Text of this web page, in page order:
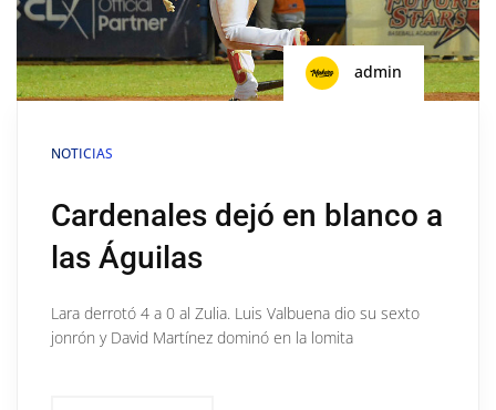
admin
NOTICIAS
Cardenales dejó en blanco a
las Águilas
Lara derrotó 4 a 0 al Zulia. Luis Valbuena dio su sexto
jonrón y David Martínez dominó en la lomita